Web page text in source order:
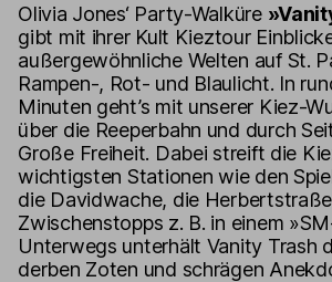
Olivia Jones‘ Party-Walküre
gibt mit ihrer Kult Kieztour
außergewöhnliche Welten auf St.
Rampen-, Rot- und Blaulicht. In
Minuten geht’s mit unserer Kiez-
über die Reeperbahn und durch
Große Freiheit. Dabei streift die
wichtigsten Stationen wie den
die Davidwache, die
Zwischenstopps z. B. in einem
Unterwegs unterhält Vanity Trash
derben Zoten und schrägen